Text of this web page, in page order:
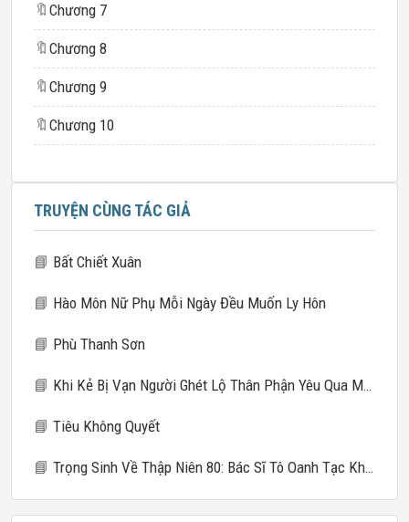
🔖 Chương 7
🔖 Chương 8
🔖 Chương 9
🔖 Chương 10
TRUYỆN CÙNG TÁC GIẢ
📘 Bất Chiết Xuân
📘 Hào Môn Nữ Phụ Mỗi Ngày Đều Muốn Ly Hôn
📘 Phù Thanh Sơn
📘 Khi Kẻ Bị Vạn Người Ghét Lộ Thân Phận Yêu Qua Mạng
📘 Tiêu Không Quyết
📘 Trọng Sinh Về Thập Niên 80: Bác Sĩ Tô Oanh Tạc Khắp Nơi